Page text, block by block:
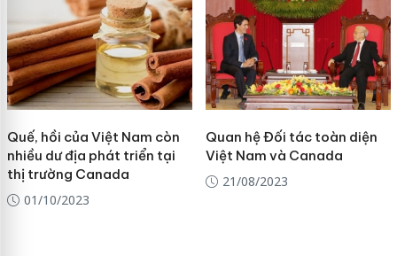
Quế, hồi của Việt Nam còn
nhiều dư địa phát triển tại
thị trường Canada
01/10/2023
Quan hệ Đối tác toàn diện
Việt Nam và Canada
21/08/2023